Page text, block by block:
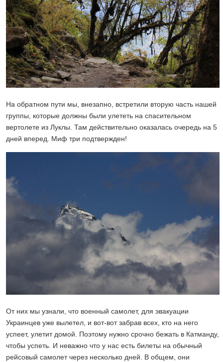
На обратном пути мы, внезапно, встретили вторую часть нашей
группы, которые должны были улететь на спасительном
вертолете из Луклы. Там действительно оказалась очередь на 5
дней вперед. Миф три подтвержден!
От них мы узнали, что военный самолет, для эвакуации
Украинцев уже вылетел, и вот-вот забрав всех, кто на него
успеет, улетит домой. Поэтому нужно срочно бежать в Катманду,
чтобы успеть. И неважно что у нас есть билеты на обычный
рейсовый самолет через несколько дней. В общем, они